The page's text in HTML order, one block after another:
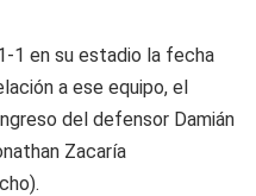
1 en su estadio la fecha
a ese equipo, el
del defensor Damián
Zacaría